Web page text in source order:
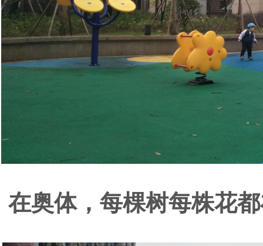
在奥体，每棵树每株花